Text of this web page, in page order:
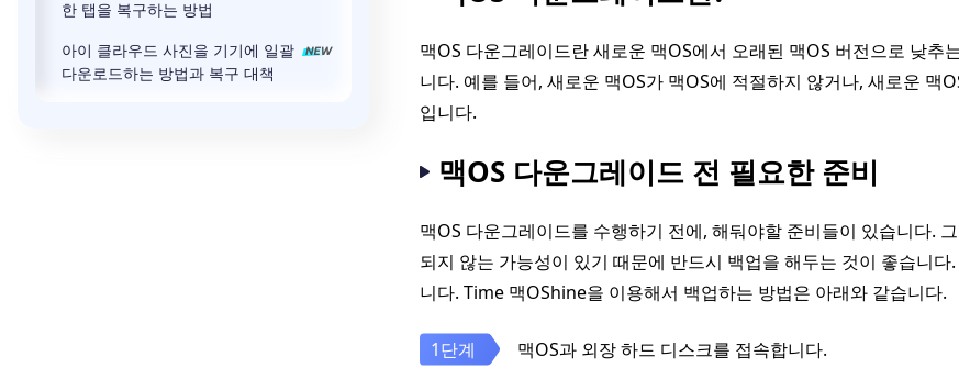
한 탭을 복구하는 방법
아이 클라우드 사진을 기기에 일괄
다운로드하는 방법과 복구 대책
맥OS 다운그레이드란 새로운 맥OS에서 오래된 맥OS 버전으로 낮
니다. 예를 들어, 새로운 맥OS가 맥OS에 적절하지 않거나, 새로운 맥
입니다.
맥OS 다운그레이드 전 필요한 준비
맥OS 다운그레이드를 수행하기 전에, 해둬야할 준비들이 있습니다.
되지 않는 가능성이 있기 때문에 반드시 백업을 해두는 것이 좋습니
니다. Time 맥OShine을 이용해서 백업하는 방법은 아래와 같습니다.
맥OS과 외장 하드 디스크를 접속합니다.